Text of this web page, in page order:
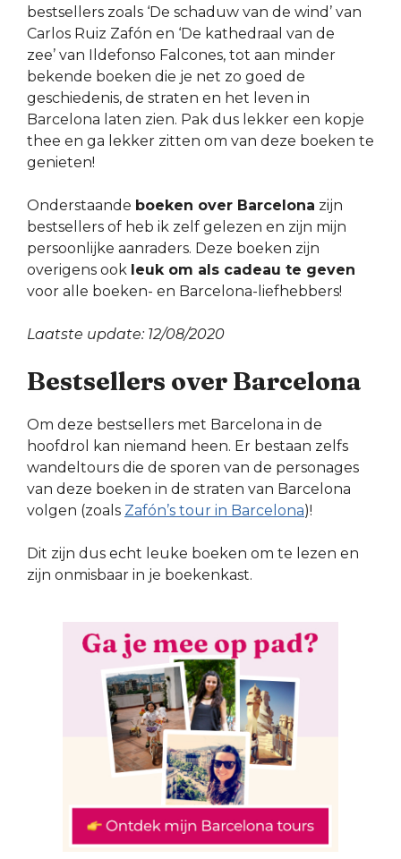
bestsellers zoals ‘De schaduw van de wind’ van
Carlos Ruiz Zafón en ‘De kathedraal van de
zee’ van Ildefonso Falcones, tot aan minder
bekende boeken die je net zo goed de
geschiedenis, de straten en het leven in
Barcelona laten zien. Pak dus lekker een kopje
thee en ga lekker zitten om van deze boeken te
genieten!
Onderstaande boeken over Barcelona zijn
bestsellers of heb ik zelf gelezen en zijn mijn
persoonlijke aanraders. Deze boeken zijn
overigens ook leuk om als cadeau te geven
voor alle boeken- en Barcelona-liefhebbers!
Laatste update: 12/08/2020
Bestsellers over Barcelona
Om deze bestsellers met Barcelona in de
hoofdrol kan niemand heen. Er bestaan zelfs
wandeltours die de sporen van de personages
van deze boeken in de straten van Barcelona
volgen (zoals Zafón’s tour in Barcelona)!
Dit zijn dus echt leuke boeken om te lezen en
zijn onmisbaar in je boekenkast.